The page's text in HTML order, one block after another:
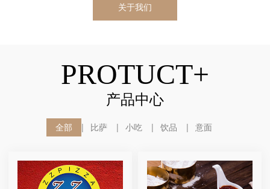
关于我们
PROTUCT+
产品中心
全部 比萨 小吃 饮品 意面